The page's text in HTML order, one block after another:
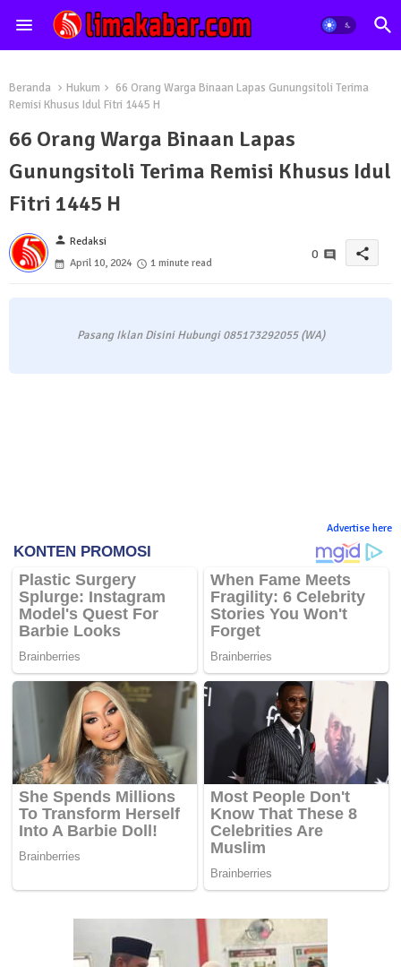
Beranda Hukum
66 Orang Warga Binaan Lapas Gunungsitoli Terima
Remisi Khusus Idul Fitri 1445 H
66 Orang Warga Binaan Lapas
Gunungsitoli Terima Remisi Khusus Idul
Fitri 1445 H
person Redaksi
April 10, 2024
1 minute read
0 share
Pasang Iklan Disini Hubungi 085173292055 (WA)
Advertise here